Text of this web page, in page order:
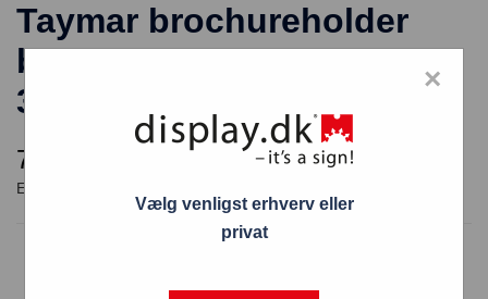
Taymar brochureholder
bord 3 rum M65 højformat
3C104
73,95
Brochurer placeres hhv. foran/bag hinanden og står i
Vælg venligst erhverv eller
privat
×